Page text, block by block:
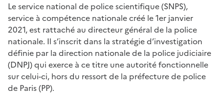
Le service national de police scientifique (SNPS),
service à compétence nationale créé le 1er janvier
2021, est rattaché au directeur général de la police
nationale. Il s’inscrit dans la stratégie d’investigation
définie par la direction nationale de la police judiciaire
(DNPJ) qui exerce à ce titre une autorité fonctionnelle
sur celui-ci, hors du ressort de la préfecture de police
de Paris (PP).